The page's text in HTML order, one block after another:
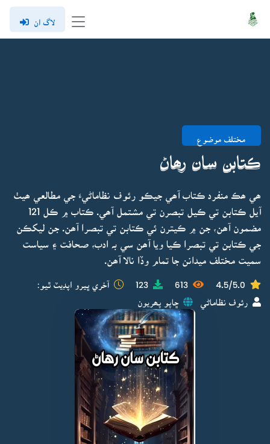
لاگ ان
مختلف موضوع
ڪتابن سان رھاڻ
ھي ھڪ منفرد ڪتاب آھي جيڪو رئوف نظاماڻيءَ جي مطالعي ھيٺ
آيل ڪتابن تي ڪيل تبصرن تي مشتمل آھي. ڪتاب ۾ ڪل 121
مضمون آھن، جن ۾ ڪيترن ئي ڪتابن تي تبصرا آھن. جن ليکڪن
جي ڪتابن تي تبصرا ڪيا ويا آھن سي بہ ادب، صحافت ۽ سياست
سميت مختلف ميدانن جا تمام وڏا نالا آھن.
4.5/5.0
613
123 آخري ڀيرو اپڊيٽ ٿيو:
رئوف نظاماڻي ڇاپو پھريون